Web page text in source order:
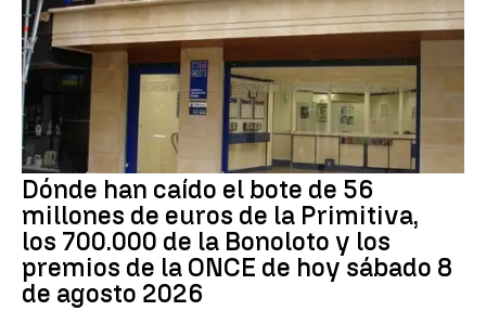
Dónde han caído el bote de 56
millones de euros de la Primitiva,
los 700.000 de la Bonoloto y los
premios de la ONCE de hoy sábado 8
de agosto 2026